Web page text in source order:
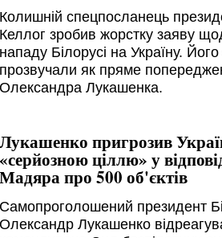
Колишній спецпосланець
Келлог зробив жорстку заяву
нападу Білорусі на Україну.
прозвучали як пряме
Олександра Лукашенка.
Лукашенко пригрозив
«серйозною ціллю» у
Мадяра про 500 об'єктів
Самопроголошений президент
Олександр Лукашенко